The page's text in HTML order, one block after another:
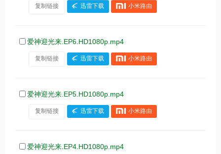
复制链接 迅雷下载 小米路由
爱神迎光来.EP6.HD1080p.mp4
复制链接 迅雷下载 小米路由
爱神迎光来.EP5.HD1080p.mp4
复制链接 迅雷下载 小米路由
爱神迎光来.EP4.HD1080p.mp4